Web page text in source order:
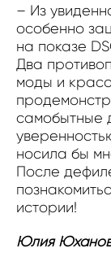
– Из
особенно
на показе
Два
моды и
самобытные
носила бы
После
истории!
Юлия